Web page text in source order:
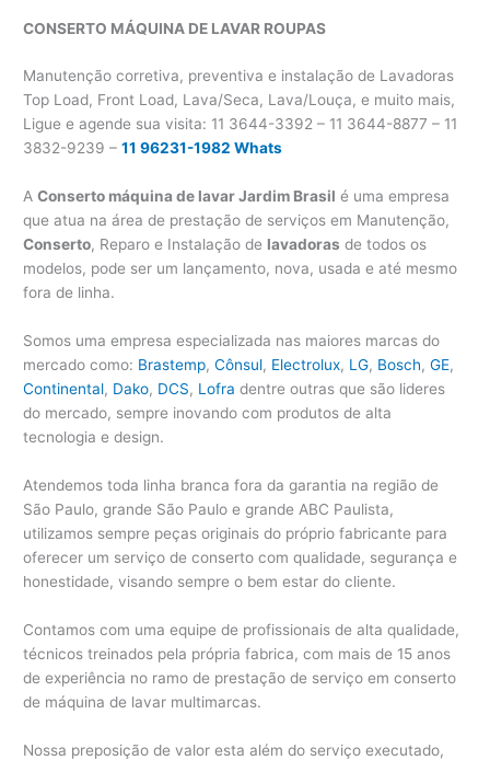
CONSERTO MÁQUINA DE LAVAR ROUPAS
Manutenção corretiva, preventiva e instalação de Lavadoras
Top Load, Front Load, Lava/Seca, Lava/Louça, e muito mais,
Ligue e agende sua visita: 11 3644-3392 – 11 3644-8877 – 11
3832-9239 –11 96231-1982 Whats
AConserto máquina de lavar Jardim Brasil é uma empresa
que atua na área de prestação de serviços em Manutenção,
Conserto, Reparo e Instalação de lavadoras de todos os
modelos, pode ser um lançamento, nova, usada e até mesmo
fora de linha.
Somos uma empresa especializada nas maiores marcas do
mercado como: Brastemp,Cônsul, Electrolux, LG, Bosch,GE,
Continental, Dako, DCS, Lofra dentre outras que são lideres
do mercado, sempre inovando com produtos de alta
tecnologia e design.
Atendemos toda linha branca fora da garantia na região de
São Paulo, grande São Paulo e grande ABC Paulista,
utilizamos sempre peças originais do próprio fabricante para
oferecer um serviço de conserto com qualidade, segurança e
honestidade, visando sempre o bem estar do cliente.
Contamos com uma equipe de profissionais de alta qualidade,
técnicos treinados pela própria fabrica, com mais de 15 anos
de experiência no ramo de prestação de serviço em conserto
de máquina de lavar multimarcas.
Nossa preposição de valor esta além do serviço executado,